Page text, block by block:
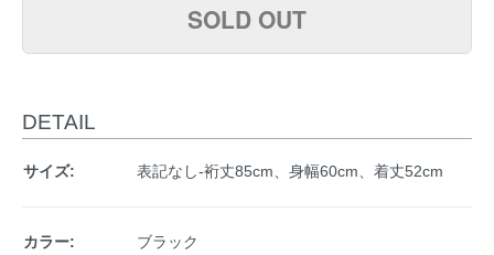
SOLD OUT
DETAIL
サイズ: 表記なし-裄丈85cm、身幅60cm、着丈52cm
カラー: ブラック